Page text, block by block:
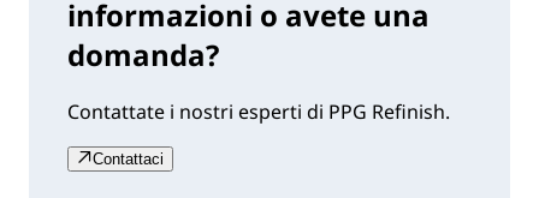
informazioni o avete una
domanda?
Contattate i nostri esperti di PPG Refinish.
Contattaci